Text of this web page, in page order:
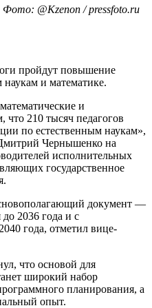
Фото: @Kzenon / pressfoto.ru
пройдут повышение
и математике.
и
что 210 тысяч педагогов
по естественным наукам»,
Чернышенко на
исполнительных
государственное
документ —
до 2036 года и с
года, отметил вице-
что основой для
широкий набор
планирования, а
опыт.